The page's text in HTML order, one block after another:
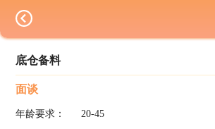
底仓备料
面谈
年龄要求：
20-45